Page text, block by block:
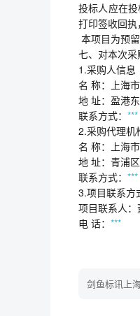
投标人应在
打印签收回
本项目为预
七、对本次
1.采购人信息
名 称：上海
地 址：盈港
联系方式： ***
2.采购代理机
名 称：上海
地 址：青浦
联系方式： ***
3.项目联系方
项目联系人
电 话： ***
剑鱼标讯上